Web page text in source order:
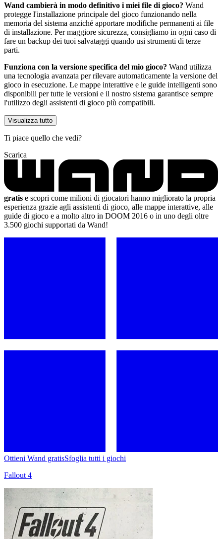
Wand cambierà in modo definitivo i miei file di gioco? Wand
protegge l'installazione principale del gioco funzionando nella
memoria del sistema anziché apportare modifiche permanenti ai file
di installazione. Per maggiore sicurezza, consigliamo in ogni caso di
fare un backup dei tuoi salvataggi quando usi strumenti di terze
parti.
Funziona con la versione specifica del mio gioco? Wand utilizza
una tecnologia avanzata per rilevare automaticamente la versione del
gioco in esecuzione. Le mappe interattive e le guide intelligenti sono
disponibili per tutte le versioni e il nostro sistema garantisce sempre
l'utilizzo degli assistenti di gioco più compatibili.
Visualizza tutto
Ti piace quello che vedi?
Scarica
gratis e scopri come milioni di giocatori hanno migliorato la propria
esperienza grazie agli assistenti di gioco, alle mappe interattive, alle
guide di gioco e a molto altro in DOOM 2016 o in uno degli oltre
3.500 giochi supportati da Wand!
Ottieni Wand gratisSfoglia tutti i giochi
Fallout 4